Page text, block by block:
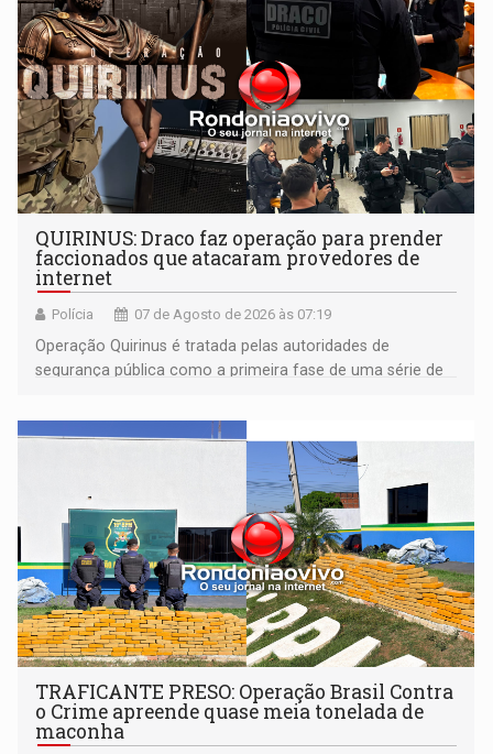
QUIRINUS: Draco faz operação para prender
faccionados que atacaram provedores de
internet
Polícia 07 de Agosto de 2026 às 07:19
Operação Quirinus é tratada pelas autoridades de
segurança pública como a primeira fase de uma série de
TRAFICANTE PRESO: Operação Brasil Contra
o Crime apreende quase meia tonelada de
maconha